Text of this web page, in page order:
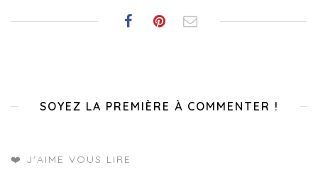
SOYEZ LA PREMIÈRE À COMMENTER !
❤️ J'AIME VOUS LIRE